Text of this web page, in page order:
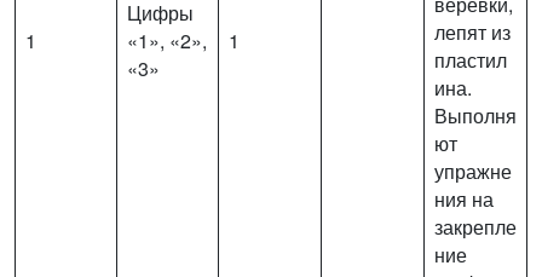
1
Цифры
«1», «2»,
«3»
1
лепят из
пластил
ина.
Выполня
ют
упражне
ния на
закрепле
ние